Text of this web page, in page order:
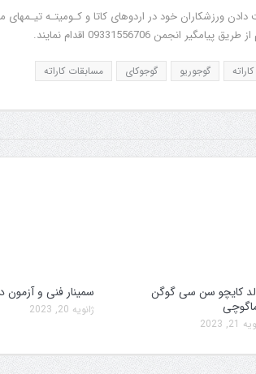
ورزشکاران خود در اردوهای کاتا و کـومیتـه تیـمهای
09331556706 اقدام نمایند.
کاراته گوجوریو گوجوکای مسابقات کاراته
کایچو سن سی گوگن
2023
سمینار فنی و آزمون
ژانویه 20, 2023